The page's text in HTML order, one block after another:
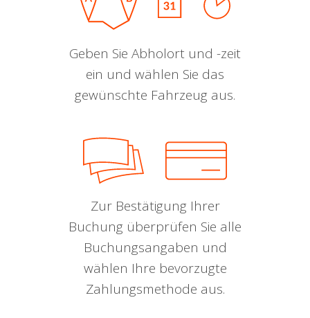
Geben Sie Abholort und -zeit
ein und wählen Sie das
gewünschte Fahrzeug aus.
Zur Bestätigung Ihrer
Buchung überprüfen Sie alle
Buchungsangaben und
wählen Ihre bevorzugte
Zahlungsmethode aus.